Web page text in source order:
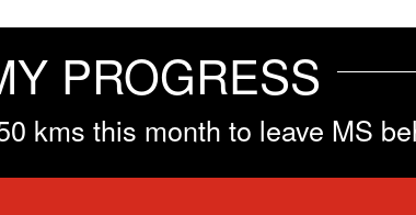
PROGRESS
kms this month to leave MS